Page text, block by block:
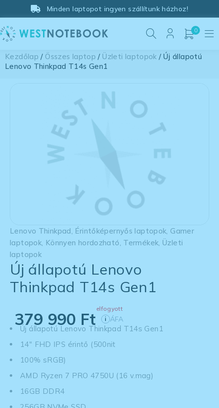
Minden laptopot ingyen szállítunk házhoz!
0
Kezdőlap / Összes laptop / Üzleti laptopok / Új állapotú
Lenovo Thinkpad T14s Gen1
Lenovo Thinkpad Érintőképernyős laptopok Gamer
laptopok Könnyen hordozható Termékek Üzleti
laptopok
Új állapotú Lenovo
Thinkpad T14s Gen1
elfogyott
379 990 Ft i ÁFA
Új állapotú Lenovo Thinkpad T14s Gen1
14" FHD IPS érintő (500nit
100% sRGB)
AMD Ryzen 7 PRO 4750U (16 v.mag)
16GB DDR4